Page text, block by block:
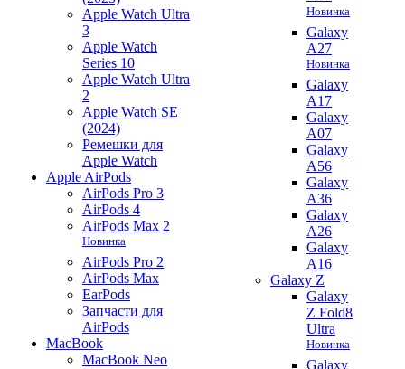
Apple Watch Ultra
3
Apple Watch
Series 10
Apple Watch Ultra
2
Apple Watch SE
(2024)
Ремешки для
Apple Watch
Apple AirPods
AirPods Pro 3
AirPods 4
AirPods Max 2
Новинка
AirPods Pro 2
AirPods Max
EarPods
Запчасти для
AirPods
MacBook
MacBook Neo
Новинка
Galaxy
A27
Новинка
Galaxy
A17
Galaxy
A07
Galaxy
A56
Galaxy
A36
Galaxy
A26
Galaxy
A16
Galaxy Z
Galaxy
Z Fold8
Ultra
Новинка
Galaxy